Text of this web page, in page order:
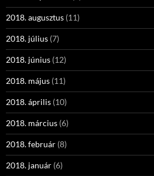
2018. augusztus (11)
2018. július (7)
2018. június (12)
2018. május (11)
2018. április (10)
2018. március (6)
2018. február (8)
2018. január (6)